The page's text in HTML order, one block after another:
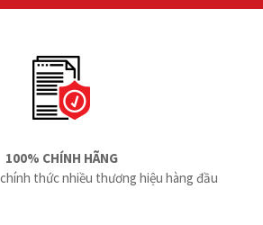
100% CHÍNH HÃNG
thức nhiều thương hiệu hàng đầu